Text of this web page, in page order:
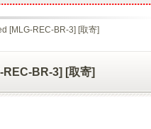
[MLG-REC-BR-3] [取寄]
BR-3] [取寄]